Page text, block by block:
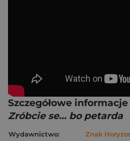
Szczegółowe
Zróbcie se... bo petarda
Wydawnictwo:
Znak